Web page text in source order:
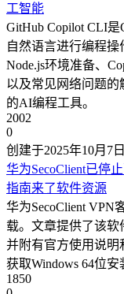
工智能
GitHub Copilot CLI
自然语言进行编程
Node.js环境准备、
以及常见网络问题
的AI编程工具。
2002
0
创建于2025年10月7日
华为SecoClient已停
指南来了软件资源
华为SecoClient VPN
载。文章提供了该软
并附有官方使用说明
获取Windows 64位安
1850